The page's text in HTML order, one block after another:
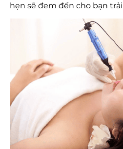
hẹn sẽ đem đến cho bạn